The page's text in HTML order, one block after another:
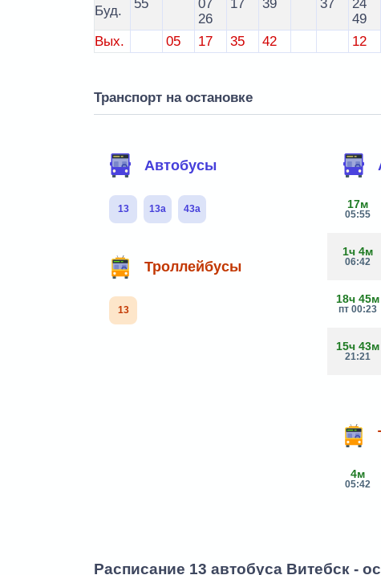
Буд. 55
07
26
17 39 37
24
49
Вых. 05 17 35 42 12
Транспорт на остановке
Автобусы
13 13а 43а
Троллейбусы
13
17м
05:55
1ч 4м
06:42
18ч 45м
пт 00:23
15ч 43м
21:21
4м
05:42
Расписание 13 автобуса Витебск -